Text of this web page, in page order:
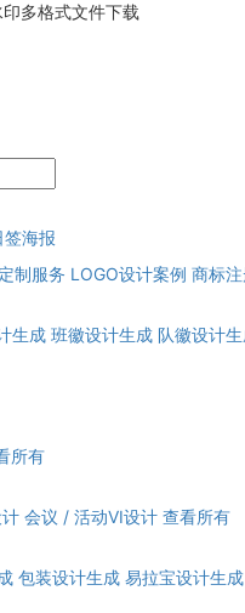
多格式文件下载
签海报
制服务 LOGO设计案例 商标
生成 班徽设计生成 队徽设计
所有
会议 / 活动VI设计 查看所有
包装设计生成 易拉宝设计生成